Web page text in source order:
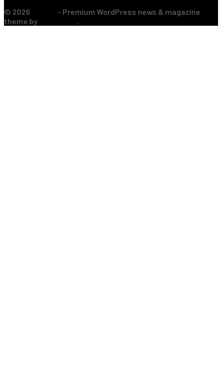
© 2026
- Premium WordPress news & magazine
theme by
.